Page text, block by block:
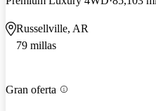
Russellville, AR
79 millas
Gran oferta